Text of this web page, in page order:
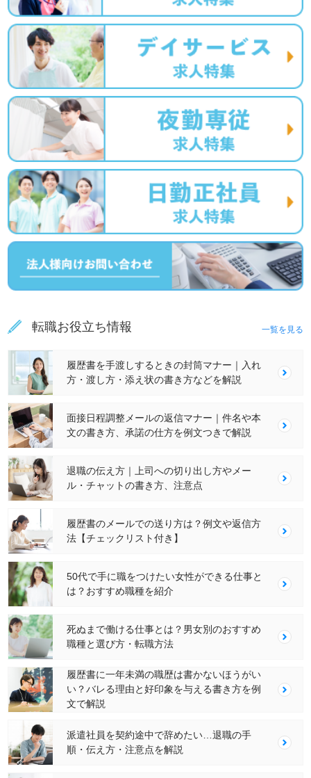
転職お役立ち情報 一覧を見る
履歴書を手渡しするときの封筒マナー｜入れ
方・渡し方・添え状の書き方などを解説
面接日程調整メールの返信マナー｜件名や本
文の書き方、承諾の仕方を例文つきで解説
退職の伝え方｜上司への切り出し方やメー
ル・チャットの書き方、注意点
履歴書のメールでの送り方は？例文や返信方
法【チェックリスト付き】
50代で手に職をつけたい女性ができる仕事と
は？おすすめ職種を紹介
死ぬまで働ける仕事とは？男女別のおすすめ
職種と選び方・転職方法
履歴書に一年未満の職歴は書かないほうがい
い？バレる理由と好印象を与える書き方を例
文で解説
派遣社員を契約途中で辞めたい…退職の手
順・伝え方・注意点を解説